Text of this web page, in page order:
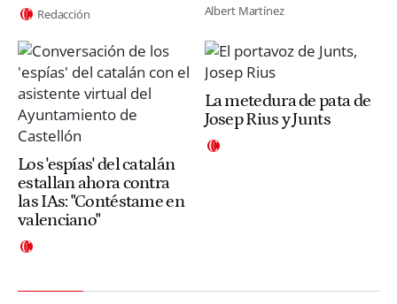
Redacción Albert Martínez
Los 'espías' del catalán
estallan ahora contra
las IAs: "Contéstame en
valenciano"
La metedura de pata de
Josep Rius y Junts